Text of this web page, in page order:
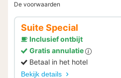
De voorwaarden
Suite Special
Inclusief ontbijt
Gratis annulatie
Betaal in het hotel
Bekijk details